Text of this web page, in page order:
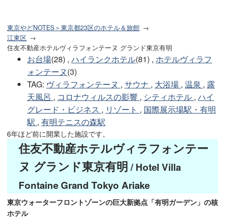
東京やどNOTES＞東京都23区のホテル＆旅館
江東区
住友不動産ホテルヴィラフォンテーヌ グランド東京有明
お台場(28) , ハイランクホテル(81) , ホテルヴィラフ
ォンテーヌ(3)
TAG: ヴィラフォンテーヌ , サウナ , 大浴場 , 温泉 , 露
天風呂 , コロナウィルスの影響 , シティホテル , ハイ
グレード・ビジネス , リゾート , 国際展示場駅・有明
駅 , 有明テニスの森駅
6年ほど前に開業した施設です。
住友不動産ホテルヴィラフォンテー
ヌ グランド東京有明 / Hotel Villa
Fontaine Grand Tokyo Ariake
東京ウォーターフロントゾーンの巨大新拠点「有明ガーデン」の核
ホテル